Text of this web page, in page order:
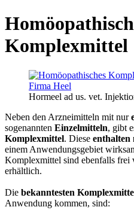
Komplexmittel
Hormeel ad us. vet.
Neben den Arzneimitteln mit nur
sogenannten Einzelmitteln, gibt
Komplexmittel. Diese enthalten
einem Anwendungsgebiet
Komplexmittel sind ebenfalls frei
erhältlich.
Die bekanntesten
Anwendung kommen, sind: